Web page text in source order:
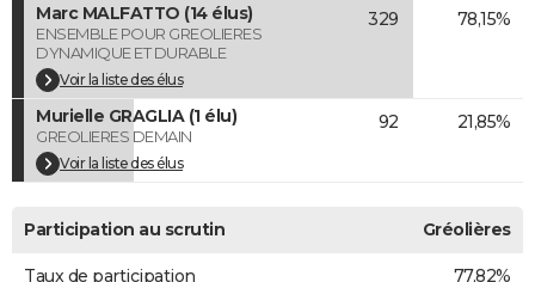
COPAINS D'AVANT
S'inscrire
Se connecter
Lycées
Collèges
Primaires
Universités
Entreprises
Service militaire
Avis de recherche
AVIS DE DÉCÈS
FORUM
Bricolage
Lifestyle
Culture
Sport
Auto
Television
Voyage
Cinema
Marc MALFATTO (14 élus)
ENSEMBLE POUR GREOLIERES
DYNAMIQUE ET DURABLE
Voir la liste des élus
329 78,15%
Murielle GRAGLIA (1 élu)
GREOLIERES DEMAIN
Voir la liste des élus
92 21,85%
Participation au scrutin Gréolières
Taux de participation 77,82%